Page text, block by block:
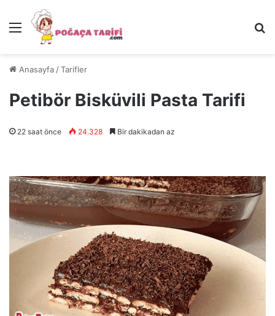
Menü
Anasayfa /Tarifler
Petibör Bisküvili Pasta Tarifi
22 saat önce 24.328 Bir dakikadan az